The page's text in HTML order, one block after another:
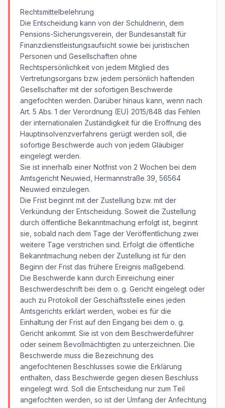
Rechtsmittelbelehrung
Die Entscheidung kann von der Schuldnerin, dem
Pensions-Sicherungsverein, der Bundesanstalt für
Finanzdienstleistungsaufsicht sowie bei juristischen
Personen und Gesellschaften ohne
Rechtspersönlichkeit von jedem Mitglied des
Vertretungsorgans bzw. jedem persönlich haftenden
Gesellschafter mit der sofortigen Beschwerde
angefochten werden. Darüber hinaus kann, wenn nach
Art. 5 Abs. 1 der Verordnung (EU) 2015/848 das Fehlen
der internationalen Zuständigkeit für die Eröffnung des
Hauptinsolvenzverfahrens gerügt werden soll, die
sofortige Beschwerde auch von jedem Gläubiger
eingelegt werden.
Sie ist innerhalb einer Notfrist von 2 Wochen bei dem
Amtsgericht Neuwied, Hermannstraße 39, 56564
Neuwied einzulegen.
Die Frist beginnt mit der Zustellung bzw. mit der
Verkündung der Entscheidung. Soweit die Zustellung
durch öffentliche Bekanntmachung erfolgt ist, beginnt
sie, sobald nach dem Tage der Veröffentlichung zwei
weitere Tage verstrichen sind. Erfolgt die öffentliche
Bekanntmachung neben der Zustellung ist für den
Beginn der Frist das frühere Ereignis maßgebend.
Die Beschwerde kann durch Einreichung einer
Beschwerdeschrift bei dem o. g. Gericht eingelegt oder
auch zu Protokoll der Geschäftsstelle eines jeden
Amtsgerichts erklärt werden, wobei es für die
Einhaltung der Frist auf den Eingang bei dem o. g.
Gericht ankommt. Sie ist von dem Beschwerdeführer
oder seinem Bevollmächtigten zu unterzeichnen. Die
Beschwerde muss die Bezeichnung des
angefochtenen Beschlusses sowie die Erklärung
enthalten, dass Beschwerde gegen diesen Beschluss
eingelegt wird. Soll die Entscheidung nur zum Teil
angefochten werden, so ist der Umfang der Anfechtung